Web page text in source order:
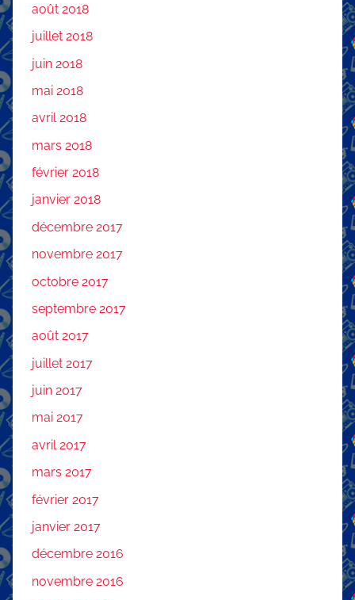
août 2018
juillet 2018
juin 2018
mai 2018
avril 2018
mars 2018
février 2018
janvier 2018
décembre 2017
novembre 2017
octobre 2017
septembre 2017
août 2017
juillet 2017
juin 2017
mai 2017
avril 2017
mars 2017
février 2017
janvier 2017
décembre 2016
novembre 2016